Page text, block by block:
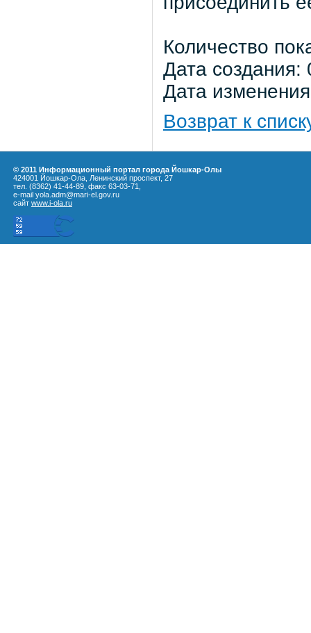
Количество
Дата
Дата
Возврат к
© 2011 Информационный портал города Йошкар-Олы
424001 Йошкар-Ола, Ленинский проспект, 27
тел. (8362) 41-44-89, факс 63-03-71,
e-mail yola.adm@mari-el.gov.ru
сайт www.i-ola.ru